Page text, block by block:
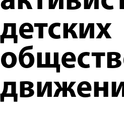
детских